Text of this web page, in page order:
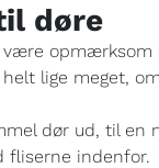
døre
helt lige meget,
dør ud, til en
fliserne indenfor.